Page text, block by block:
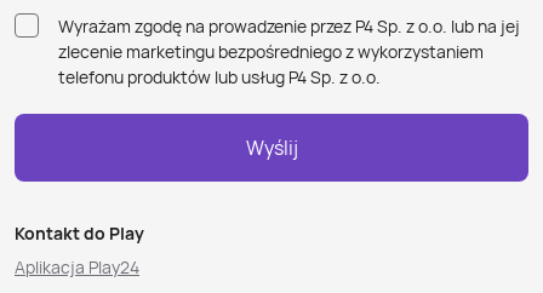
Wyrażam zgodę na prowadzenie przez P4 Sp. z o.o. lub na jej
zlecenie marketingu bezpośredniego z wykorzystaniem
telefonu produktów lub usług P4 Sp. z o.o.
Wyślij
Kontakt do Play
Aplikacja Play24